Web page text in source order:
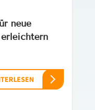
neue